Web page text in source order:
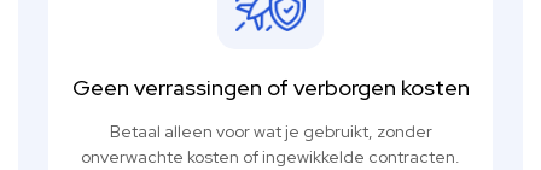
Geen verrassingen of verborgen kosten
Betaal alleen voor wat je gebruikt, zonder
onverwachte kosten of ingewikkelde contracten.